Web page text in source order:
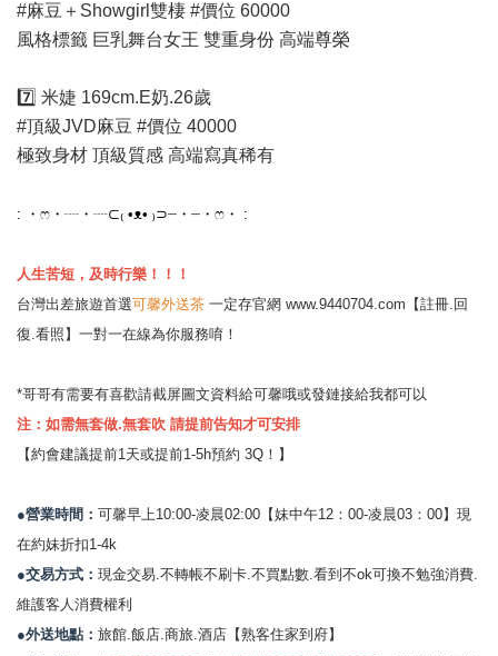
#麻豆＋Showgirl雙棲 #價位 60000
風格標籤 巨乳舞台女王 雙重身份 高端尊榮
7️⃣ 米婕 169cm.E奶.26歲
#頂級JVD麻豆 #價位 40000
極致身材 頂級質感 高端寫真稀有
: ・ෆ・┈・┈⊂₍ •ᴥ• ₎⊃┈・┈・ෆ・ :
人生苦短，及時行樂！！！
台灣出差旅遊首選可馨外送茶 一定存官網 www.9440704.com 【註冊.回
復.看照】一對一在線為你服務唷！
*哥哥有需要有喜歡請截屏圖文資料給可馨哦或發鏈接給我都可以
注：如需無套做.無套吹 請提前告知才可安排
【約會建議提前1天或提前1-5h預約 3Q！】
●營業時間： 可馨早上10:00-凌晨02:00【妹中午12：00-凌晨03：00】現
在約妹折扣1-4k
●交易方式： 現金交易.不轉帳不刷卡.不買點數.看到不ok可換不勉強消費.
維護客人消費權利
●外送地點： 旅館.飯店.商旅.酒店【熟客住家到府】